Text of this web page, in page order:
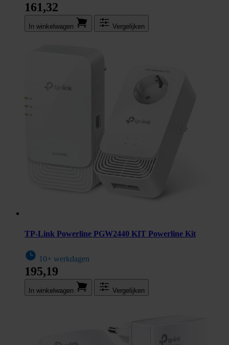
161,32
In winkel­wagen Vergelijken
TP-Link Powerline PGW2440 KIT Powerline Kit
10+ werkdagen
195,19
In winkel­wagen Vergelijken